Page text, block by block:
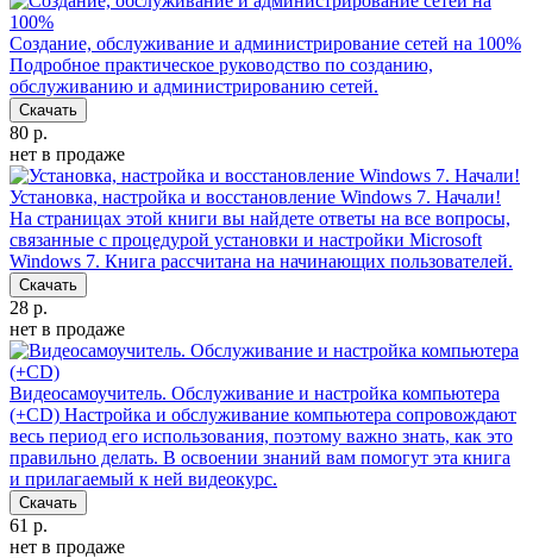
Создание, обслуживание и администрирование сетей на 100%
Подробное практическое руководство по созданию,
обслуживанию и администрированию сетей.
Скачать
80 р.
нет в продаже
Установка, настройка и восстановление Windows 7. Начали!
На страницах этой книги вы найдете ответы на все вопросы,
связанные с процедурой установки и настройки Microsoft
Windows 7. Книга рассчитана на начинающих пользователей.
Скачать
28 р.
нет в продаже
Видеосамоучитель. Обслуживание и настройка компьютера
(+CD) Настройка и обслуживание компьютера сопровождают
весь период его использования, поэтому важно знать, как это
правильно делать. В освоении знаний вам помогут эта книга
и прилагаемый к ней видеокурс.
Скачать
61 р.
нет в продаже